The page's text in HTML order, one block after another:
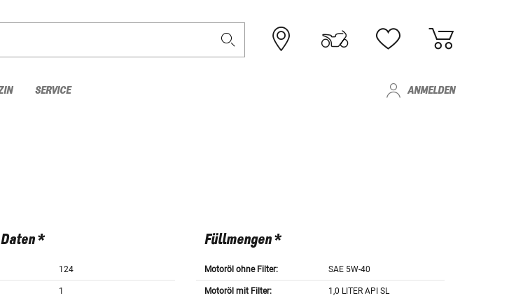
SERVICE ANMELDEN
*
124
1
Füllmengen *
Motoröl ohne Filter: SAE 5W-40
Motoröl mit Filter: 1,0 LITER API SL